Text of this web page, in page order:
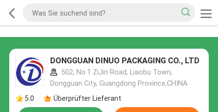
DONGGUAN DINUO PACKAGING CO., LTD
502, No.1 ZiJin Road, Liaobu Town,
Dongguan City, Guangdong Province,CHINA
5.0
Überprüfter Lieferant